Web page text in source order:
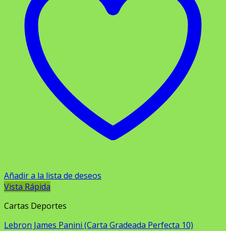
Añadir a la lista de deseos
Vista Rápida
Cartas Deportes
Lebron James Panini (Carta Gradeada Perfecta 10)